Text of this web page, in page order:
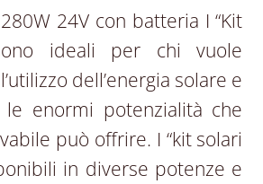
24V con batteria I “Kit
ideali per chi vuole
dell’energia solare e
le enormi potenzialità che
può offrire. I “kit solari
in diverse potenze e